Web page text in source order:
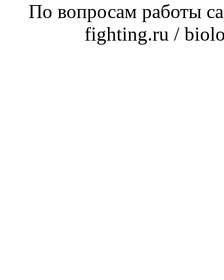
По вопросам работы
fighting.ru /